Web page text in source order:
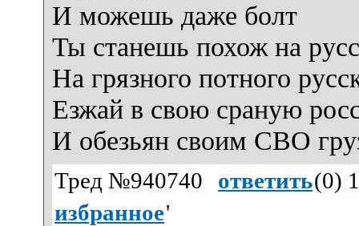
И можешь даже болт
Ты станешь похож на
На грязного потного
Езжай в свою сраную
И обезьян своим СВО
Тред №940740 ответить(0)
избранное'